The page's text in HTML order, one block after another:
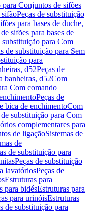
para Conjuntos de sifões
sifãoPeças de substituição
para bases de duche,
sifões para bases de
substituição para Com
de substituição para Sem
para
d52Peças de
banheiras, d52Com
Com comando
Peças de
bica de enchimentoCom
de substituição para Com
complementares para
de ligaçãoSistemas de
de
de substituição para
Peças de substituição
lavatóriosPeças de
Estruturas para
para bidésEstruturas para
para urinóisEstruturas
de substituição para